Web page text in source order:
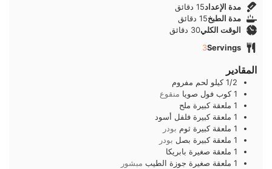
مدة الإعداد15دقائق
دقائق
مدة الطبخ15دقائق
دقائق
الوقت الكلي30 دقائق
دقائق
Servings
3
المقادير
1/2 كيلو لحم مفروم
1 كوب فول صويا منقوع
1 ملعقة كبيرة ملح
1 ملعقة كبيرة فلفل أسود
1 ملعقة كبيرة ثوم بودر
1 ملعقة كبيرة بصل بودر
1 ملعقة صغيرة بابريكا
1 ملعقة صغيرة جوزة الطيب مبشور